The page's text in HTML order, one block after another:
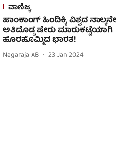
ವಾಣಿಜ್ಯ
ಹಾಂಕಾಂಗ್ ಹಿಂದಿಕ್ಕಿ, ವಿಶ್ವದ ನಾಲ್ಕನೇ
ಅತಿದೊಡ್ಡ ಷೇರು ಮಾರುಕಟ್ಟೆಯಾಗಿ
ಹೊರಹೊಮ್ಮಿದ ಭಾರತ!
Nagaraja AB 23 Jan 2024